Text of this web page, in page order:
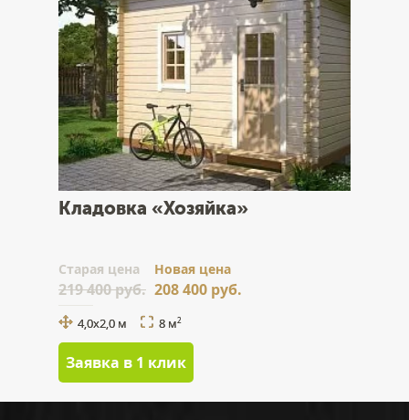
Кладовка «Хозяйка»
Cтарая цена
219 400 руб.
Новая цена
208 400 руб.
4,0х2,0 м 8 м2
Заявка в 1 клик